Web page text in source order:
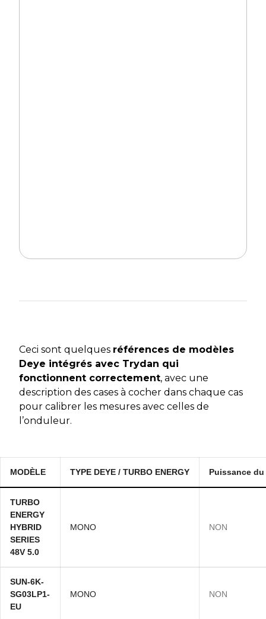
Ceci sont quelques références de modèles
Deye intégrés avec Trydan qui
fonctionnent correctement, avec une
description des cases à cocher dans chaque cas
pour calibrer les mesures avec celles de
l’onduleur.
MODÈLE TYPE DEYE / TURBO ENERGY Puissance
TURBO
ENERGY
HYBRID
SERIES
48V 5.0
MONO NON
SUN-6K-
SG03LP1-
EU
MONO NON